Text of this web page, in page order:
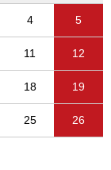
4 5
11 12
18 19
25 26